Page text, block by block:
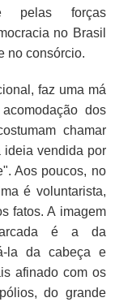
pelas forças
no Brasil
no consórcio.
faz uma má
dos
chamar
ideia vendida por
Aos poucos, no
é voluntarista,
fatos. A imagem
é a da
la da cabeça e
afinado com os
do grande